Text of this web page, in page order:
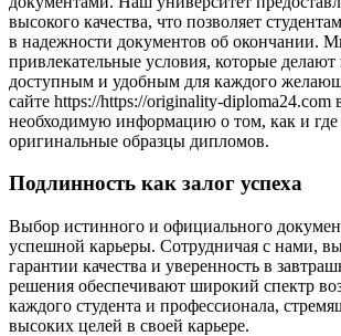
высокого качества, что позволяет
в надежности документов об окончании.
привлекательные условия, которые делают
доступным и удобным для каждого
сайте https://https://originality-diploma24.com
необходимую информацию о том, как и
оригинальные образцы дипломов.
Подлинность как залог успеха
Выбор истинного и официального
успешной карьеры. Сотрудничая с нами,
гарантии качества и уверенность в
решения обеспечивают широкий спектр
каждого студента и профессионала,
высоких целей в своей карьере.